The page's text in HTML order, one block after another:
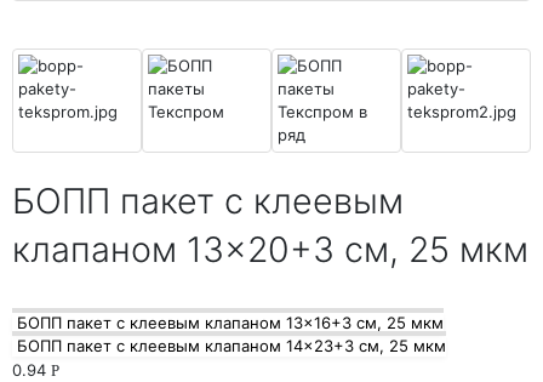
БОПП пакет с клеевым
клапаном 13×20+3 см, 25 мкм
БОПП пакет с клеевым клапаном 13×16+3 см, 25 мкм
БОПП пакет с клеевым клапаном 14×23+3 см, 25 мкм
0.94 Р